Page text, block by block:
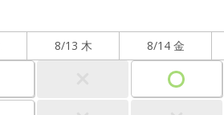
8/13 木 8/14 金